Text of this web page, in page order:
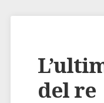
del re